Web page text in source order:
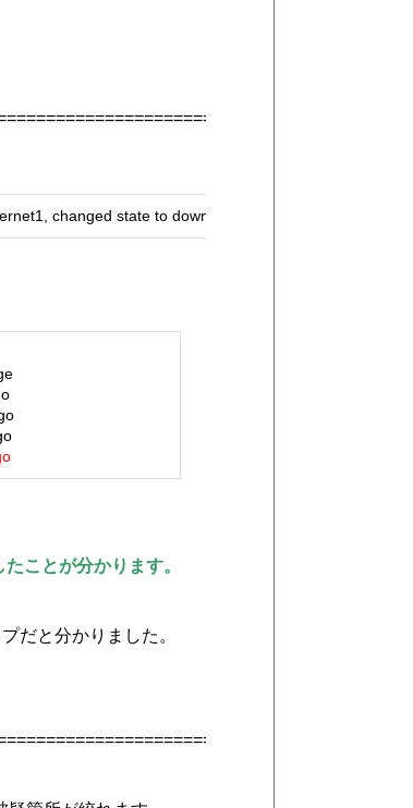
changed state to down
ことが分かります。
だと分かりました。